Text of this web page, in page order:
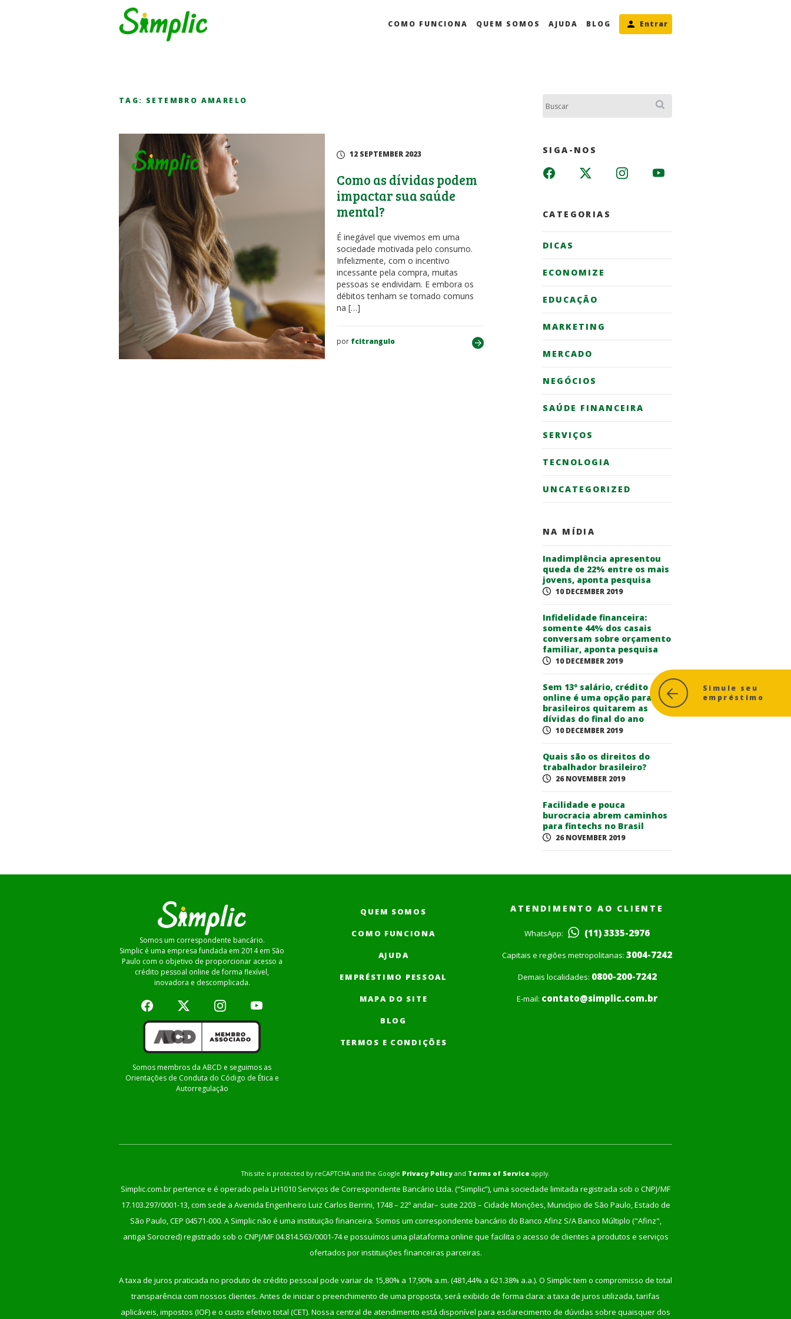
COMO FUNCIONA QUEM SOMOS AJUDA BLOG Entrar
TAG: SETEMBRO AMARELO
12 SEPTEMBER 2023
Como as dívidas podem
impactar sua saúde
mental?
É inegável que vivemos em uma
sociedade motivada pelo consumo.
Infelizmente, com o incentivo
incessante pela compra, muitas
pessoas se endividam. E embora os
débitos tenham se tornado comuns
na […]
por fcitrangulo
SIGA-NOS
CATEGORIAS
DICAS
ECONOMIZE
EDUCAÇÃO
MARKETING
MERCADO
NEGÓCIOS
SAÚDE FINANCEIRA
SERVIÇOS
TECNOLOGIA
UNCATEGORIZED
NA MÍDIA
Inadimplência apresentou
queda de 22% entre os mais
jovens, aponta pesquisa
10 DECEMBER 2019
Infidelidade financeira:
somente 44% dos casais
conversam sobre orçamento
familiar, aponta pesquisa
10 DECEMBER 2019
Sem 13º salário, crédito
online é uma opção para
brasileiros quitarem as
dívidas do final do ano
10 DECEMBER 2019
Quais são os direitos do
trabalhador brasileiro?
26 NOVEMBER 2019
Facilidade e pouca
burocracia abrem caminhos
para fintechs no Brasil
26 NOVEMBER 2019
Somos um correspondente bancário.
Simplic é uma empresa fundada em 2014 em São
Paulo com o objetivo de proporcionar acesso a
crédito pessoal online de forma flexível,
inovadora e descomplicada.
Somos membros da ABCD e seguimos as
Orientações de Conduta do Código de Ética e
Autorregulação
QUEM SOMOS
COMO FUNCIONA
AJUDA
EMPRÉSTIMO PESSOAL
MAPA DO SITE
BLOG
TERMOS E CONDIÇÕES
ATENDIMENTO AO CLIENTE
WhatsApp: (11) 3335-2976
Capitais e regiões metropolitanas: 3004-7242
Demais localidades: 0800-200-7242
E-mail: contato@simplic.com.br
This site is protected by reCAPTCHA and the Google Privacy Policy and Terms of Service apply.
Simplic.com.br pertence e é operado pela LH1010 Serviços de Correspondente Bancário Ltda. (“Simplic”), uma sociedade limitada registrada sob o CNPJ/MF
17.103.297/0001-13, com sede a Avenida Engenheiro Luiz Carlos Berrini, 1748 – 22º andar– suite 2203 – Cidade Monções, Município de São Paulo, Estado de
São Paulo, CEP 04571-000. A Simplic não é uma instituição financeira. Somos um correspondente bancário do Banco Afinz S/A Banco Múltiplo ("Afinz",
antiga Sorocred) registrado sob o CNPJ/MF 04.814.563/0001-74 e possuímos uma plataforma online que facilita o acesso de clientes a produtos e serviços
ofertados por instituições financeiras parceiras.
A taxa de juros praticada no produto de crédito pessoal pode variar de 15,80% a 17,90% a.m. (481,44% a 621.38% a.a.). O Simplic tem o compromisso de total
transparência com nossos clientes. Antes de iniciar o preenchimento de uma proposta, será exibido de forma clara: a taxa de juros utilizada, tarifas
aplicáveis, impostos (IOF) e o custo efetivo total (CET). Nossa central de atendimento está disponível para esclarecimento de dúvidas sobre quaisquer dos
Simule seu
empréstimo